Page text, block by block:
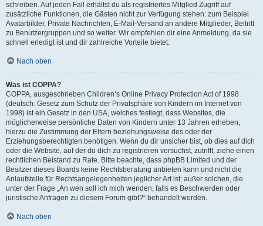
schreiben. Auf jeden Fall erhältst du als registriertes Mitglied Zugriff auf
zusätzliche Funktionen, die Gästen nicht zur Verfügung stehen: zum Beispiel
Avatarbilder, Private Nachrichten, E-Mail-Versand an andere Mitglieder, Beitritt
zu Benutzergruppen und so weiter. Wir empfehlen dir eine Anmeldung, da sie
schnell erledigt ist und dir zahlreiche Vorteile bietet.
Nach oben
Was ist COPPA?
COPPA, ausgeschrieben Children’s Online Privacy Protection Act of 1998
(deutsch: Gesetz zum Schutz der Privatsphäre von Kindern im Internet von
1998) ist ein Gesetz in den USA, welches festlegt, dass Websites, die
möglicherweise persönliche Daten von Kindern unter 13 Jahren erheben,
hierzu die Zustimmung der Eltern beziehungsweise des oder der
Erziehungsberechtigten benötigen. Wenn du dir unsicher bist, ob dies auf dich
oder die Website, auf der du dich zu registrieren versuchst, zutrifft, ziehe einen
rechtlichen Beistand zu Rate. Bitte beachte, dass phpBB Limited und der
Besitzer dieses Boards keine Rechtsberatung anbieten kann und nicht die
Anlaufstelle für Rechtsangelegenheiten jeglicher Art ist; außer solchen, die
unter der Frage „An wen soll ich mich wenden, falls es Beschwerden oder
juristische Anfragen zu diesem Forum gibt?“ behandelt werden.
Nach oben